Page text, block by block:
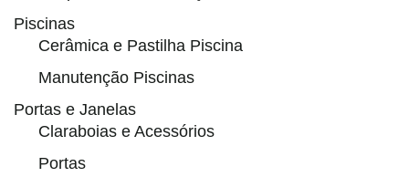
Piscinas
Cerâmica e Pastilha Piscina
Manutenção Piscinas
Portas e Janelas
Claraboias e Acessórios
Portas